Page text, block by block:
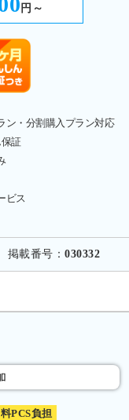
円～
ン・分割購入プラン対応
証
ビス
掲載番号：030332
PCS負担